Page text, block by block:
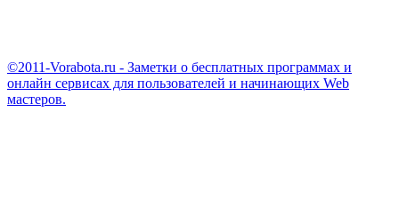
©2011-Vorabota.ru - Заметки о бесплатных программах и
онлайн сервисах для пользователей и начинающих Web
мастеров.